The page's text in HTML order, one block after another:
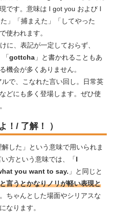
です。意味は I got you および I
」「捕まえた」「してやった
使われます。
に、表記が一定しておらず、
「gottcha 」と書かれることもあ
機会が多くありません。
で、こなれた言い回し。日常英
どにも多く登場します。ぜひ使
！/ 了解！ ）
した」という意味で用いられま
方という意味では、「I
you want to say. 」と同じと
言うとかなりノリが軽い表現と
ちゃんとした場面やシリアスな
なります。